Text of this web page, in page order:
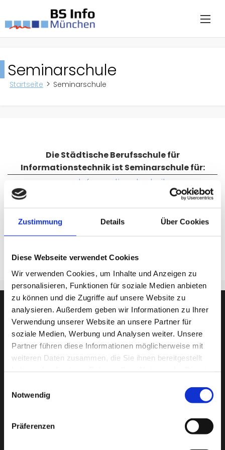
Zustimmung Details Über Cookies
Diese Webseite verwendet Cookies
Wir verwenden Cookies, um Inhalte und Anzeigen zu
personalisieren, Funktionen für soziale Medien anbieten
zu können und die Zugriffe auf unsere Website zu
analysieren. Außerdem geben wir Informationen zu Ihrer
Verwendung unserer Website an unsere Partner für
soziale Medien, Werbung und Analysen weiter. Unsere
Partner führen diese Informationen möglicherweise mit
weiteren Daten zusammen, die Sie ihnen bereitgestellt
Notwendig
Präferenzen
Seminarschule
Startseite Seminarschule
Die Städtische Berufsschule für
Informationstechnik ist Seminarschule für:
Informationstechnik
Jana Lange (Le)
Informatik / Wirtschaftsinformatik
Seminarlehrer:Thomas Junker (Jk)
Städt. Berufsschule für Informationstechnik